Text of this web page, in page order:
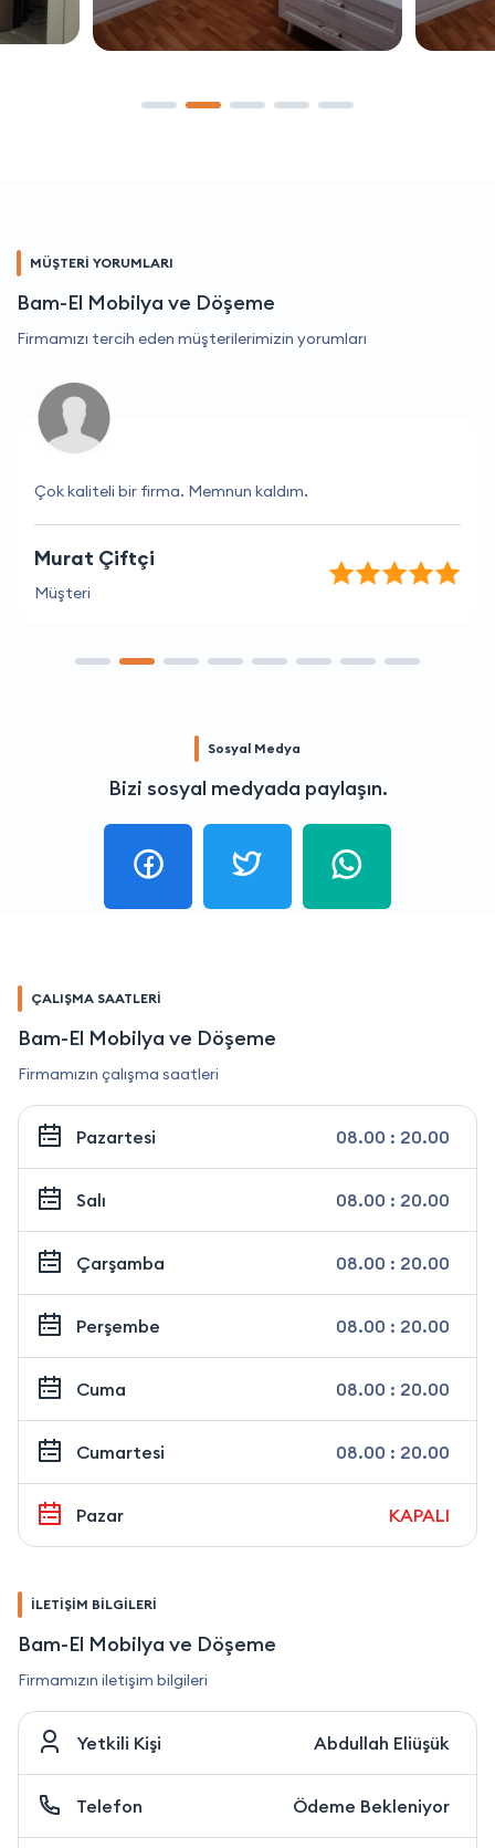
MÜŞTERİ YORUMLARI
Bam-El Mobilya ve Döşeme
Firmamızı tercih eden müşterilerimizin yorumları
Çok kaliteli bir firma. Memnun kaldım.
Murat Çiftçi
Müşteri
Sosyal Medya
Bizi sosyal medyada paylaşın.
ÇALIŞMA SAATLERİ
Bam-El Mobilya ve Döşeme
Firmamızın çalışma saatleri
Pazartesi 08.00 : 20.00
Salı 08.00 : 20.00
Çarşamba 08.00 : 20.00
Perşembe 08.00 : 20.00
Cuma 08.00 : 20.00
Cumartesi 08.00 : 20.00
Pazar KAPALI
İLETİŞİM BİLGİLERİ
Bam-El Mobilya ve Döşeme
Firmamızın iletişim bilgileri
Yetkili Kişi Abdullah Eliüşük
Telefon Ödeme Bekleniyor